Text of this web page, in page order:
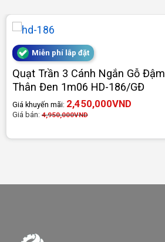
Miễn phí lắp đặt
Quạt Trần 3 Cánh Ngắn Gỗ Đậm
Thân Đen 1m06 HD-186/GĐ
Giá khuyến mãi: 2,450,000VND
Giá bán:4,950,000VND